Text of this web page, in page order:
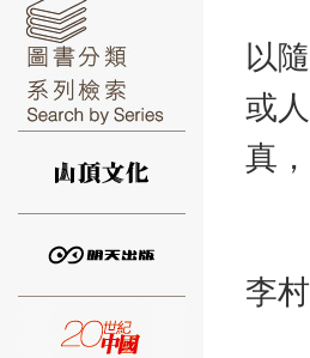
⑥
以
或
真
李